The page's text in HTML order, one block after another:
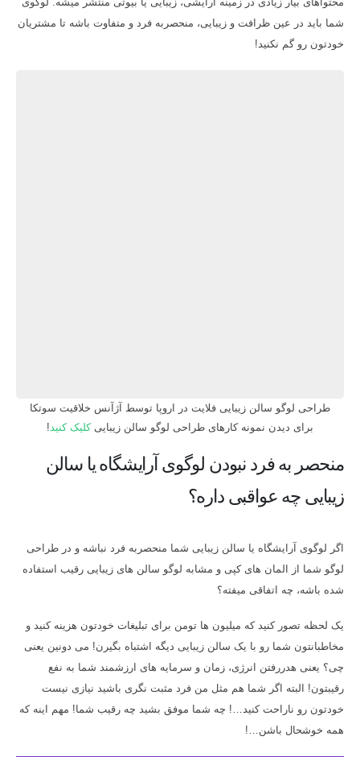
شما باید در عین ظرافت و زیبایی، منحصربه فرد و متفاوت باشه تا مشتریان
خودتون رو گم نکنید!
طراحی لوگو سالن زیبایی فلایت در اروپا توسط آژآنس خلاقیت سوتکا
برای دیدن نمونه کارهای طراحی لوگو سالن زیباییکلیک کنید !
منحصر به فرد نبودن لوگوی آرایشگاه یا سالن
زیبایی چه عواقبی داره؟
اگر لوگوی آرایشگاه یا سالن زیبایی شما منحصربه فرد نباشه و در طراحی
لوگو شما از المان های کپی و مشابه لوگو سالن های زیبایی رقیب استفاده
شده باشه، چه اتفاقی میفته؟
یک لحظه تصور کنید که میلیون ها تومن برای تبلیغات خودتون هزینه کنید و
مخاطبانتون شما رو با یک سالن زیبایی دیگه اشتباه بگیرن! می دونین یعنی
چی؟ یعنی هدررفتن انرژی، زمان و سرمایه های ارزشمند شما به نفع
رقیبتون! البته اگر شما هم مثل من فرد مثبت نگری باشید نیازی نیست
خودتون رو ناراحت کنید…! چه شما موفق بشید چه رقیب شما! مهم اینه که
همه خوشحال باشن…!